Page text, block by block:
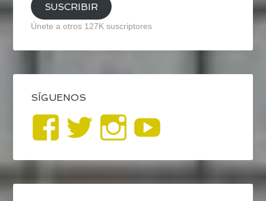
SUSCRIBIR
Únete a otros 127K suscriptores
SÍGUENOS
Ver
perfil
de
Ver
perfil
de
Ver
perfil
de